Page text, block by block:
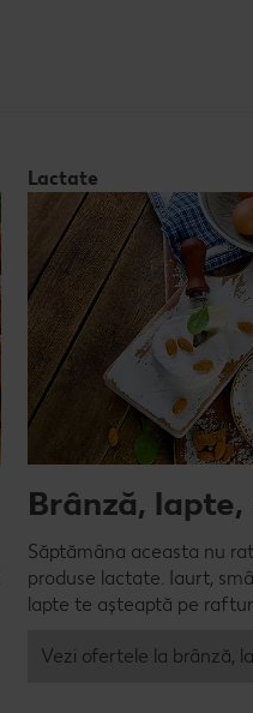
Lactate
Brânză, lapte,
Săptămâna aceasta nu
produse lactate. Iaurt,
lapte te așteaptă pe
Vezi ofertele la brânză,